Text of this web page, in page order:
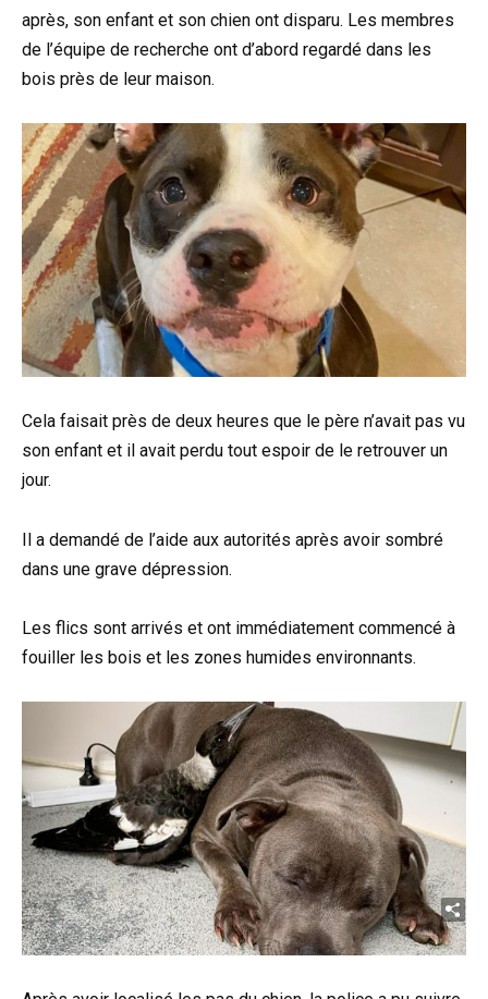
après, son enfant et son chien ont disparu. Les membres
de l’équipe de recherche ont d’abord regardé dans les
bois près de leur maison.
Cela faisait près de deux heures que le père n’avait pas vu
son enfant et il avait perdu tout espoir de le retrouver un
jour.
Il a demandé de l’aide aux autorités après avoir sombré
dans une grave dépression.
Les flics sont arrivés et ont immédiatement commencé à
fouiller les bois et les zones humides environnants.